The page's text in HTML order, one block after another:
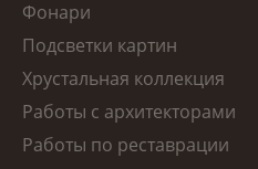
Фонари
Подсветки картин
Хрустальная коллекция
Работы с архитекторами
Работы по реставрации